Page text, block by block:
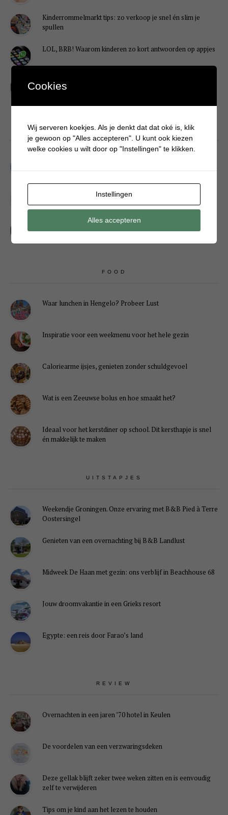
Kinderrommelmarkt tips: zo verkoop je snel én slim je
spullen
LOL, BRB! Waarom kinderen zo kort antwoorden op appjes
Redenen waarom je puber een onvoldoende heeft gehaald
DIY
Kerstengel maken van een houten wasknijper
Sneeuwpopkrans maken om bij de voordeur te hangen
FOOD
Waar lunchen in Hengelo? Probeer Lust
Inspiratie voor een weekmenu voor het hele gezin
Caloriearme ijsjes, genieten zonder schuldgevoel
Wat is een Zeeuwse bolus en hoe smaakt het?
Ideaal voor het kerstdiner op school. Dit kersthapje is snel
én makkelijk te maken
UITSTAPJES
Weekendje Groningen. Onze ervaring met B&B Pied à Terre
Oostersingel
Genieten van een overnachting bij B&B Landlust
Midweek De Haan met gezin: ons verblijf in Beachhouse 68
Jouw droomvakantie in een Grieks resort
Egypte: een reis door Farao’s land
REVIEW
Overnachten in een jaren ’70 hotel in Keulen
De voordelen van een verzwaringsdeken
Deze gellak blijft zeker twee weken zitten en is eenvoudig
zelf te verwijderen
Tips om je kind aan het lezen te houden
Cookies
Wij serveren koekjes. Als je denkt dat dat oké is, klik
je gewoon op "Alles accepteren". U kunt ook kiezen
welke cookies u wilt door op "Instellingen" te klikken.
Instellingen
Alles accepteren